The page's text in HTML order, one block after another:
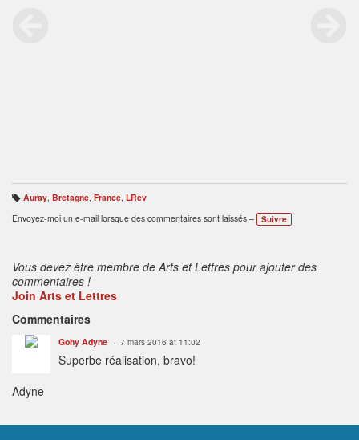
B
ali
s
Auray, Bretagne, France, LRev
Envoyez-moi un e-mail lorsque des commentaires sont laissés –
Suivre
Vous devez être membre de Arts et Lettres pour ajouter des
commentaires !
Join Arts et Lettres
Commentaires
Gohy Adyne 7 mars 2016 at 11:02
Superbe réalisation, bravo!
Adyne